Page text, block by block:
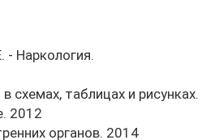
Наркология.
таблицах и
2012
органов. 2014